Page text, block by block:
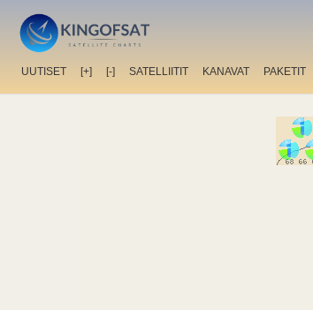
UUTISET [+] [-] SATELLIITIT KANAVAT PAKETIT